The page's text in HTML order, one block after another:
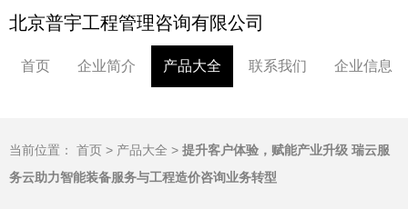
北京普宇工程管理咨询有限公司
首页 企业简介 产品大全 联系我们 企业信息
当前位置： 首页 > 产品大全 > 提升客户体验，赋能产业升级 瑞云服
务云助力智能装备服务与工程造价咨询业务转型